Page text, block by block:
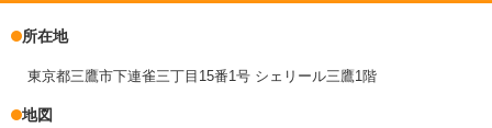
所在地
東京都三鷹市下連雀三丁目15番1号 シェリール三鷹1階
地図